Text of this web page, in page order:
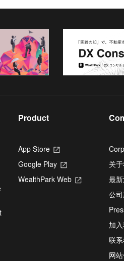
Product
App Store
a
new
tab
Google Play
a
WealthPark Web
关
最
公
加
联
网